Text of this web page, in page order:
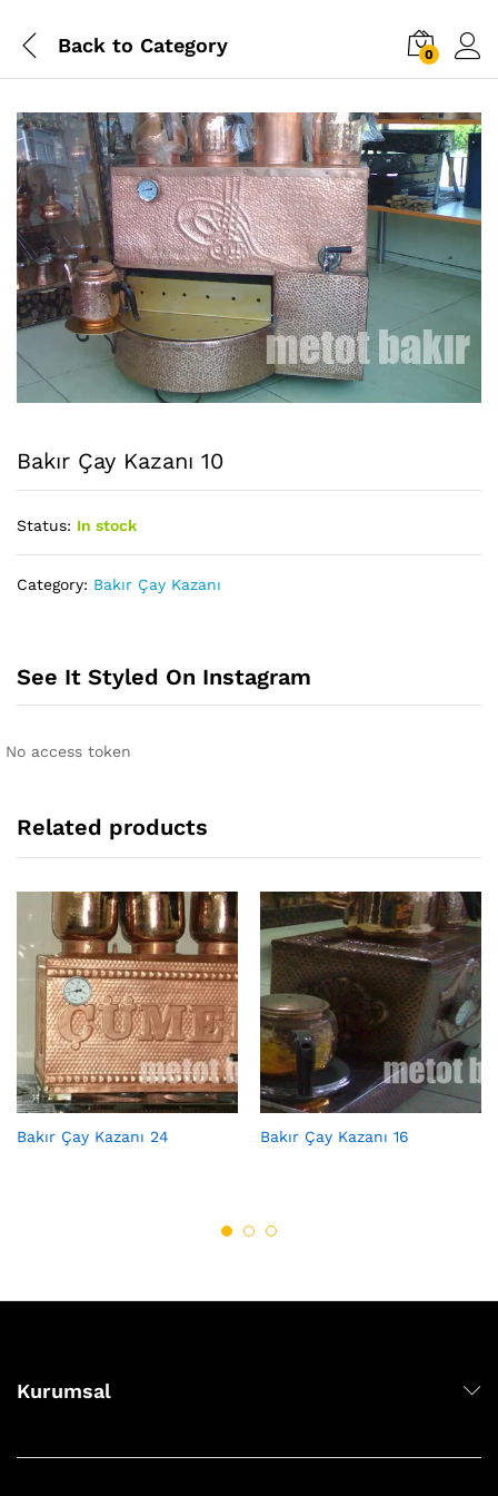
Back to Category 0
Bakır Çay Kazanı 10
Status: In stock
Category: Bakır Çay Kazanı
See It Styled On Instagram
No access token
Related products
Bakır Çay Kazanı 24 Bakır Çay Kazanı 16
Kurumsal